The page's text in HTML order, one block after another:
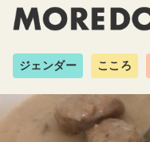
ジェンダー こころ